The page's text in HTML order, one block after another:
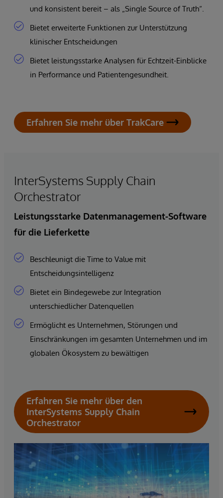
und konsistent bereit – als „Single Source of Truth“.
Bietet erweiterte Funktionen zur Unterstützung
klinischer Entscheidungen
Bietet leistungsstarke Analysen für Echtzeit-Einblicke
in Performance und Patientengesundheit.
Erfahren Sie mehr über TrakCare
InterSystems Supply Chain
Orchestrator
Leistungsstarke Datenmanagement-Software
für die Lieferkette
Beschleunigt die Time to Value mit
Entscheidungsintelligenz
Bietet ein Bindegewebe zur Integration
unterschiedlicher Datenquellen
Ermöglicht es Unternehmen, Störungen und
Einschränkungen im gesamten Unternehmen und im
globalen Ökosystem zu bewältigen
Erfahren Sie mehr über den
InterSystems Supply Chain
Orchestrator